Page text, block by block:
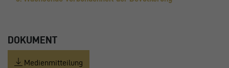
DOKUMENT
Medienmitteilung